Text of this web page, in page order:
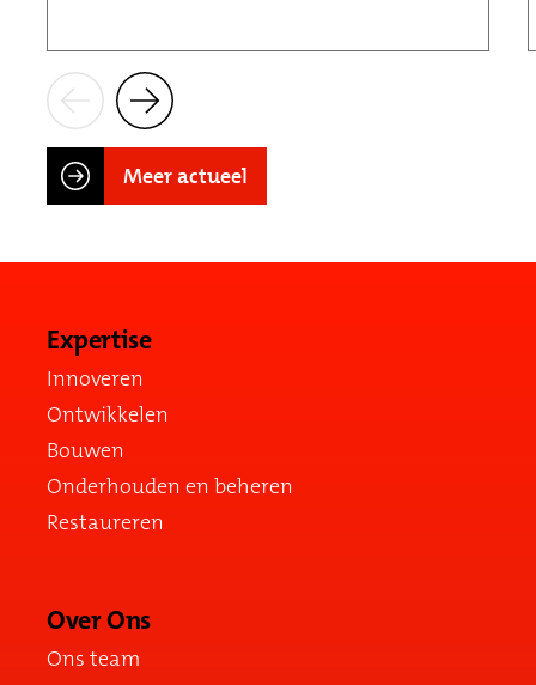
Meer actueel
Expertise
Innoveren
Ontwikkelen
Bouwen
Onderhouden en beheren
Restaureren
Over Ons
Ons team